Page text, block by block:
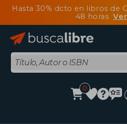
Hasta 30% dcto en libros de
48 horas
0